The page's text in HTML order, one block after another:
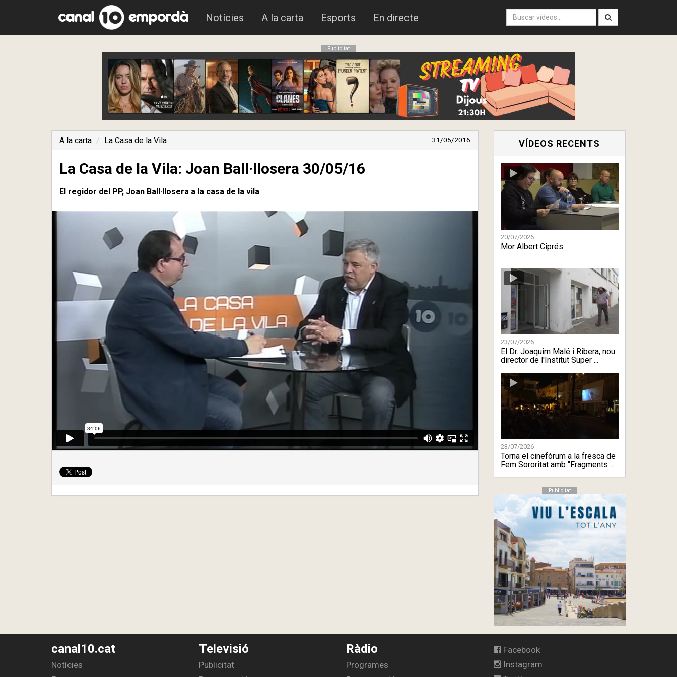
Notícies A la carta Esports En directe
Publicitat
A la carta La Casa de la Vila 31/05/2016
La Casa de la Vila: Joan Ball·llosera 30/05/16
El regidor del PP, Joan Ball·llosera a la casa de la vila
VÍDEOS RECENTS
20/07/2026
Mor Albert Ciprés
23/07/2026
El Dr. Joaquim Malé i Ribera, nou
director de l'Institut Super ...
23/07/2026
Torna el cinefòrum a la fresca de
Fem Sororitat amb "Fragments ...
Publicitat
canal10.cat
Notícies
Televisió
Publicitat
Ràdio
Programes
Facebook
Instagram